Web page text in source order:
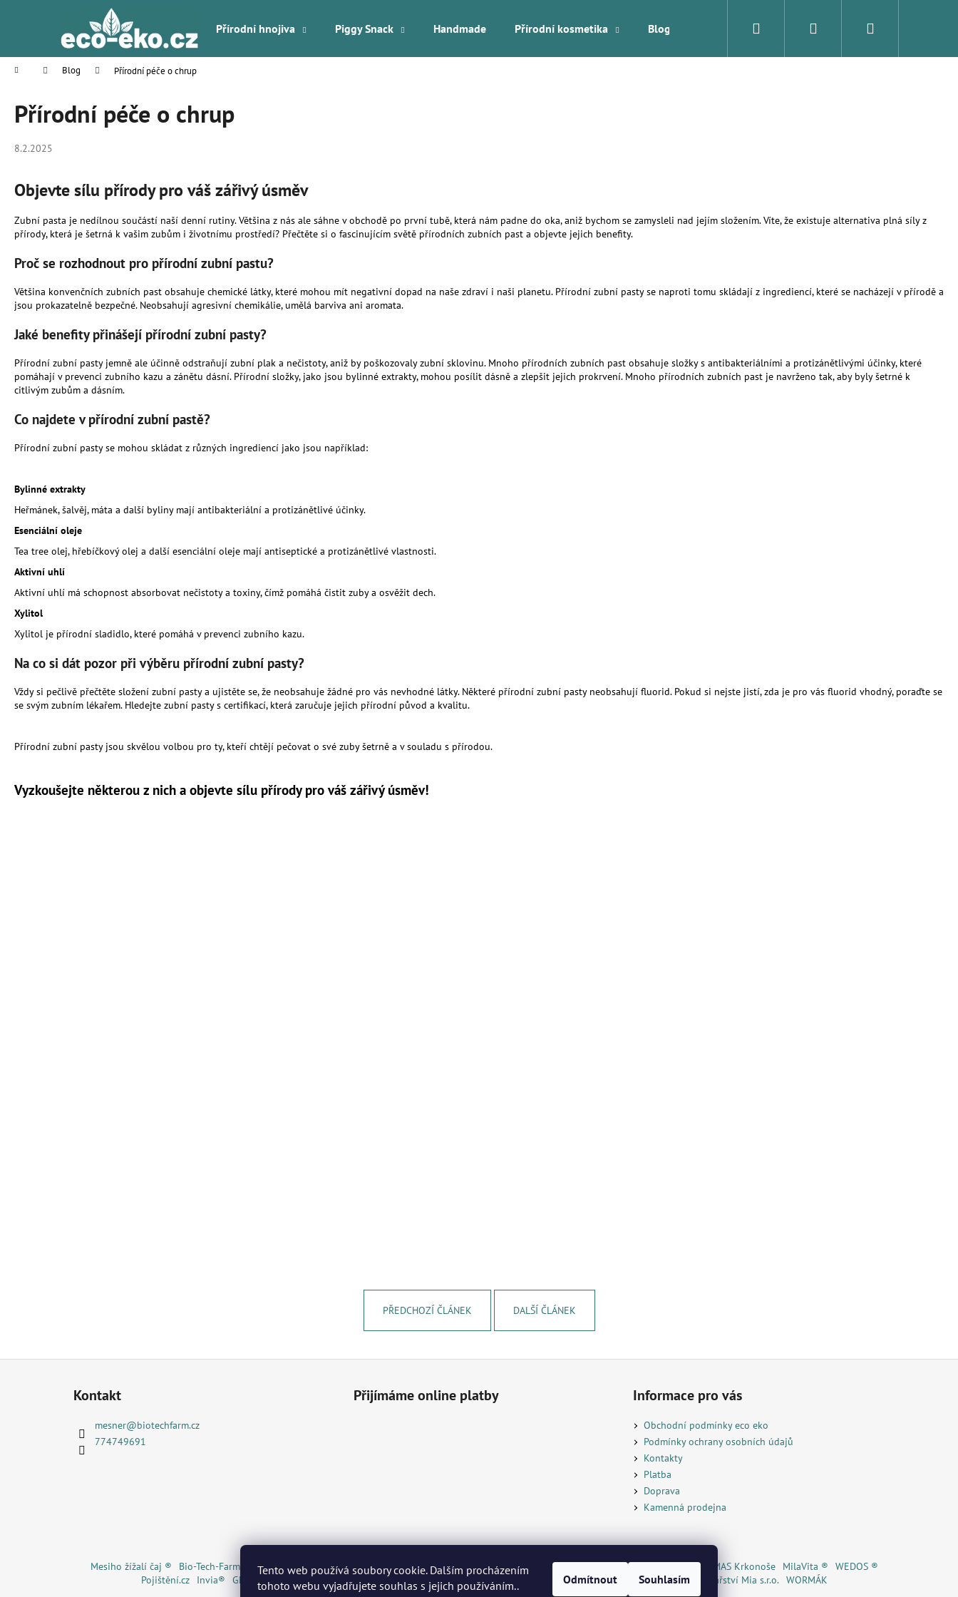
Tento web používá soubory cookie. Dalším procházením
tohoto webu vyjadřujete souhlas s jejich používáním..
Odmítnout Souhlasím
Přírodní hnojiva Piggy Snack Handmade Přírodní kosmetika Blog Přihlášení
Domů Blog Přírodní péče o chrup
Přírodní péče o chrup
8.2.2025
Objevte sílu přírody pro váš zářivý úsměv
Zubní pasta je nedílnou součástí naší denní rutiny. Většina z nás ale sáhne v obchodě po první tubě, která nám padne do oka, aniž bychom se zamysleli nad jejím složením. Víte, že existuje alternativa plná síly z
přírody, která je šetrná k vašim zubům i životnímu prostředí? Přečtěte si o fascinujícím světě přírodních zubních past a objevte jejich benefity.
Proč se rozhodnout pro přírodní zubní pastu?
Většina konvenčních zubních past obsahuje chemické látky, které mohou mít negativní dopad na naše zdraví i naši planetu. Přírodní zubní pasty se naproti tomu skládají z ingrediencí, které se nacházejí v přírodě a
jsou prokazatelně bezpečné. Neobsahují agresivní chemikálie, umělá barviva ani aromata.
Jaké benefity přinášejí přírodní zubní pasty?
Přírodní zubní pasty jemně ale účinně odstraňují zubní plak a nečistoty, aniž by poškozovaly zubní sklovinu. Mnoho přírodních zubních past obsahuje složky s antibakteriálními a protizánětlivými účinky, které
pomáhají v prevenci zubního kazu a zánětu dásní. Přírodní složky, jako jsou bylinné extrakty, mohou posílit dásně a zlepšit jejich prokrvení. Mnoho přírodních zubních past je navrženo tak, aby byly šetrné k
citlivým zubům a dásním.
Co najdete v přírodní zubní pastě?
Přírodní zubní pasty se mohou skládat z různých ingrediencí jako jsou například:
Bylinné extrakty
Heřmánek, šalvěj, máta a další byliny mají antibakteriální a protizánětlivé účinky.
Esenciální oleje
Tea tree olej, hřebíčkový olej a další esenciální oleje mají antiseptické a protizánětlivé vlastnosti.
Aktivní uhlí
Aktivní uhlí má schopnost absorbovat nečistoty a toxiny, čímž pomáhá čistit zuby a osvěžit dech.
Xylitol
Xylitol je přírodní sladidlo, které pomáhá v prevenci zubního kazu.
Na co si dát pozor při výběru přírodní zubní pasty?
Vždy si pečlivě přečtěte složení zubní pasty a ujistěte se, že neobsahuje žádné pro vás nevhodné látky. Některé přírodní zubní pasty neobsahují fluorid. Pokud si nejste jistí, zda je pro vás fluorid vhodný, poraďte se
se svým zubním lékařem. Hledejte zubní pasty s certifikací, která zaručuje jejich přírodní původ a kvalitu.
Přírodní zubní pasty jsou skvělou volbou pro ty, kteří chtějí pečovat o své zuby šetrně a v souladu s přírodou.
Vyzkoušejte některou z nich a objevte sílu přírody pro váš zářivý úsměv!
PŘEDCHOZÍ ČLÁNEK DALŠÍ ČLÁNEK
í
Zpět
do
Zpět
do
LITRŮ - MESIHO ŽÍŽALÍ ČAJ | HNOJIVO
Kontakt
mesner@biotechfarm.cz
774749691
Přijímáme online platby Informace pro vás
Obchodní podmínky eco eko
Podmínky ochrany osobních údajů
Kontakty
Platba
Doprava
Kamenná prodejna
Mesiho žížalí čaj ® Bio-Tech-Farm s.r.o. ® Bio Uhlík ® Piggy Snack ® KRKONOŠE originální produkt® Živá Dřevěnka Žížalí čaj ® / Eshop MAS Krkonoše MilaVita ®
WEDOS ®
Pojištění.cz
Invia® GECKOeco® Ekonákup ® biOrganica® Econea ® Kurzy pro radost® Radost v písku Heureka ® A Květinářství Mia s.r.o. WORMÁK